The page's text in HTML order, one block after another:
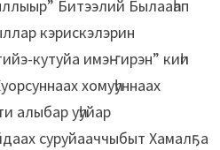
Битээлий Былааһап
кэрискэлэрин
кутуйа имэҥирэн” киһи
хомуһуннаах
алыбар уһуйар
суруйааччыбыт Хамалҕа